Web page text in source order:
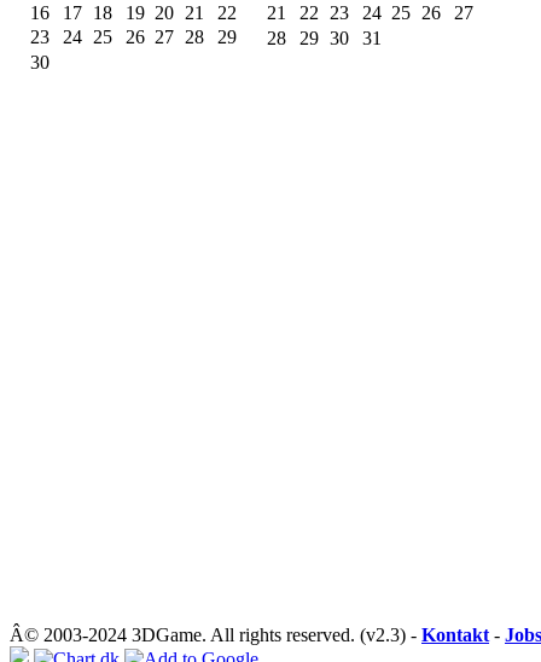
16
17 18 19 20 21
22
23
24 25 26 27 28
29
30
21
22 23 24 25 26
27
28
29 30 31
Â© 2003-2024 3DGame. All rights reserved. (v2.3) - Kontakt - Jobs